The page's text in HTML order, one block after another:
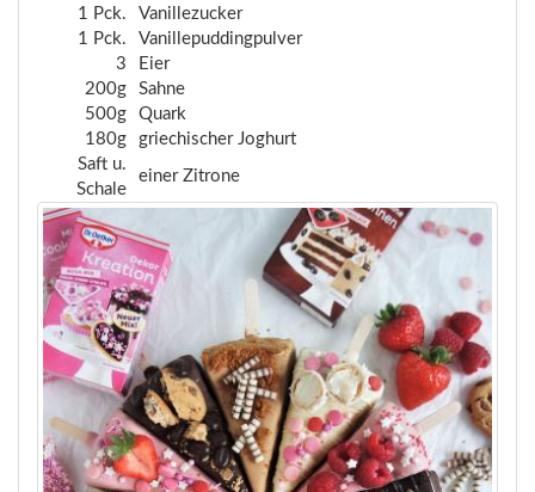
1 Pck.
Vanillezucker
1 Pck.
Vanillepuddingpulver
3
Eier
200g
Sahne
500g
Quark
180g
griechischer Joghurt
Saft u.
Schale
einer Zitrone